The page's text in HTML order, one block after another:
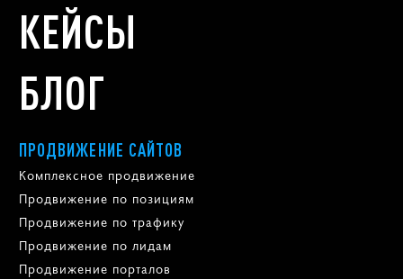
КЕЙСЫ
БЛОГ
ПРОДВИЖЕНИЕ САЙТОВ
Комплексное продвижение
Продвижение по позициям
Продвижение по трафику
Продвижение по лидам
Продвижение порталов